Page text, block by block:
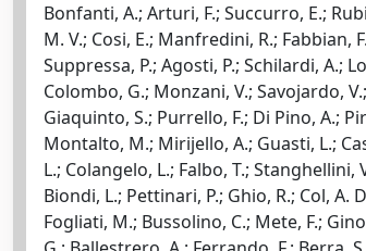
Bonfanti, A.; Arturi, F.; Succurro, E.;
M. V.; Cosi, E.; Manfredini, R.; Fabbian,
Suppressa, P.; Agosti, P.; Schilardi, A.;
Colombo, G.; Monzani, V.; Savojardo,
Giaquinto, S.; Purrello, F.; Di Pino, A.;
Montalto, M.; Mirijello, A.; Guasti, L.;
L.; Colangelo, L.; Falbo, T.;
Biondi, L.; Pettinari, P.; Ghio, R.; Col, A.
Fogliati, M.; Bussolino, C.; Mete, F.;